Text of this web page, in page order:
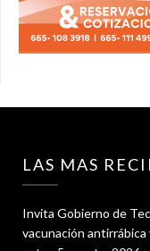
LAS MAS
Invita Gobierno de
vacunación